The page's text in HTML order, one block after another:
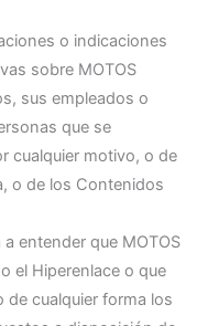
o indicaciones
sobre MOTOS
sus empleados o
que se
cualquier motivo, o de
o de los Contenidos
entender que MOTOS
el Hiperenlace o que
de cualquier forma los